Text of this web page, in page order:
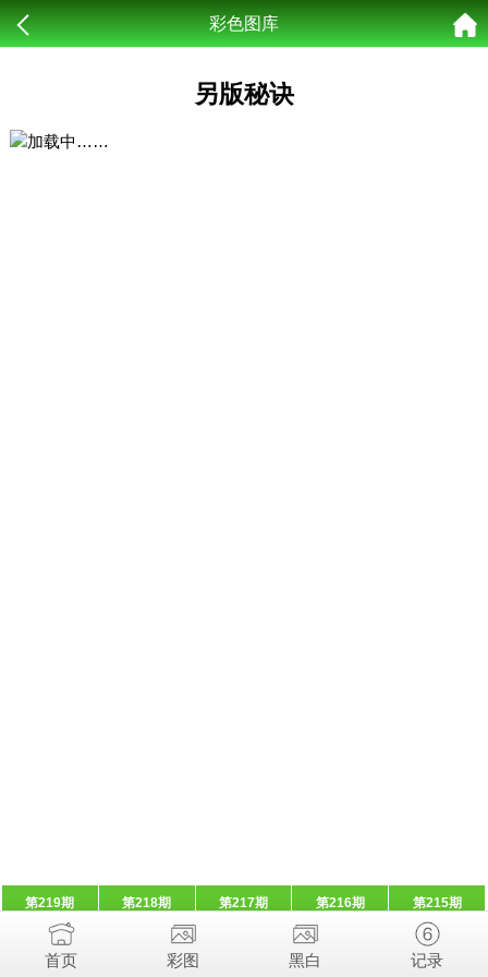
彩色图库
另版秘诀
第219期 第218期 第217期 第216期 第215期
首页 彩图 黑白 记录